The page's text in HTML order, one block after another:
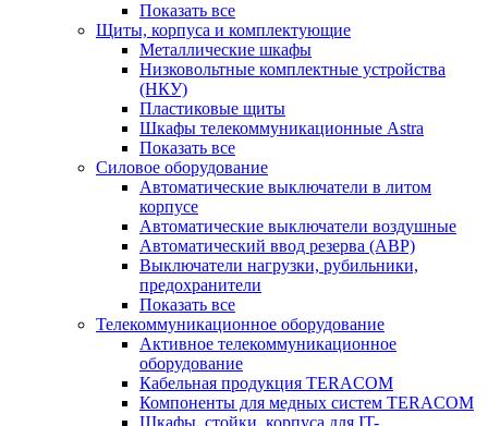
Показать все
Щиты, корпуса и комплектующие
Металлические шкафы
Низковольтные комплектные устройства
(НКУ)
Пластиковые щиты
Шкафы телекоммуникационные Astra
Показать все
Силовое оборудование
Автоматические выключатели в литом
корпусе
Автоматические выключатели воздушные
Автоматический ввод резерва (АВР)
Выключатели нагрузки, рубильники,
предохранители
Показать все
Телекоммуникационное оборудование
Активное телекоммуникационное
оборудование
Кабельная продукция TERACOM
Компоненты для медных систем TERACOM
Шкафы, стойки, корпуса для IT-